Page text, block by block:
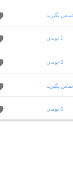
تماس بگیرید
1 تومان
0 تومان
تماس بگیرید
0 تومان